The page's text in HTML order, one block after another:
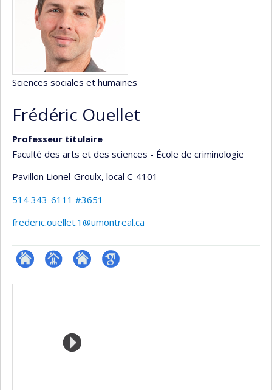
Sciences sociales et humaines
Frédéric Ouellet
Professeur titulaire
Faculté des arts et des sciences - École de criminologie
Pavillon Lionel-Groulx, local C-4101
514 343-6111 #3651
frederic.ouellet.1@umontreal.ca
ResearchGate
Page Site
de
recherche
Google
Médias